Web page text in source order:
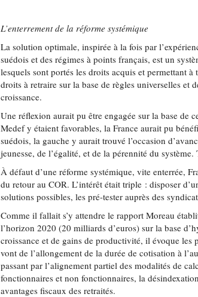
L’enterrement de la réforme systémique
La solution optimale, inspirée à la fois par
suédois et des régimes à points français, est un
lesquels sont portés les droits acquis et permettant
droits à retraire sur la base de règles universelles et
croissance.
Une réflexion aurait pu être engagée sur la base de
Medef y étaient favorables, la France aurait pu
suédois, la gauche y aurait trouvé l’occasion
jeunesse, de l’égalité, et de la pérennité du système.
À défaut d’une réforme systémique, vite enterrée,
du retour au COR. L’intérêt était triple : disposer
solutions possibles, les pré-tester auprès des
Comme il fallait s’y attendre le rapport Moreau
l’horizon 2020 (20 milliards d’euros) sur la base
croissance et de gains de productivité, il évoque les
vont de l’allongement de la durée de cotisation à
passant par l’alignement partiel des modalités de
fonctionnaires et non fonctionnaires, la
avantages fiscaux des retraités.